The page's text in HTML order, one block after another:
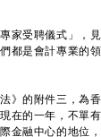
受聘儀式」，見
都是會計專業的
的附件三，為
在的一年，不單
金融中心的地位